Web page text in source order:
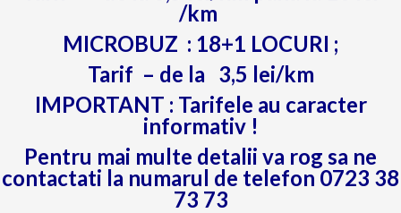
/km
MICROBUZ : 18+1 LOCURI ;
Tarif – de la 3,5 lei/km
IMPORTANT : Tarifele au caracter
informativ !
Pentru mai multe detalii va rog sa ne
contactati la numarul de telefon 0723 38
73 73